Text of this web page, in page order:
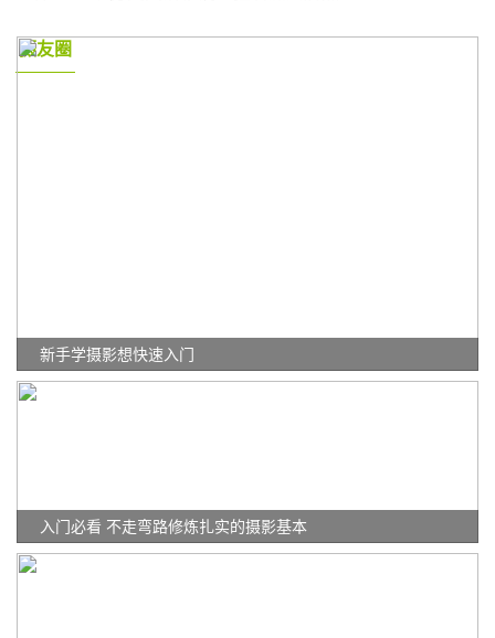
摄友圈
新手学摄影想快速入门
入门必看 不走弯路修炼扎实的摄影基本